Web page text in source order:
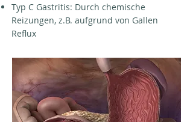
Typ C Gastritis: Durch chemische
Reizungen, z.B. aufgrund von Gallen
Reflux